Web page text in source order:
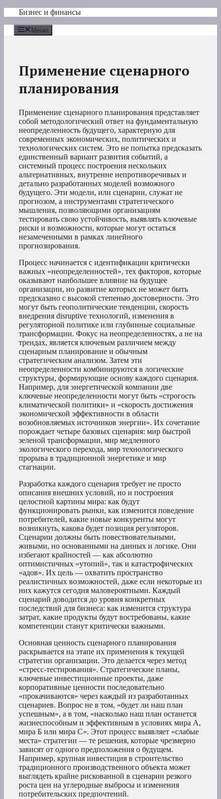
Перейти
содержимому
Бизнес и финансы
Меню
Применение сценарного
планирования
Применение сценарного планирования представляет
собой методологический ответ на фундаментальную
неопределенность будущего, характерную для
современных экономических, политических и
технологических систем. Это не попытка предсказать
единственный вариант развития событий, а
системный процесс построения нескольких
альтернативных, внутренне непротиворечивых и
детально разработанных моделей возможного
будущего. Эти модели, или сценарии, служат не
прогнозом, а инструментами стратегического
мышления, позволяющими организациям
тестировать свою устойчивость, выявлять ключевые
риски и возможности, которые могут остаться
незамеченными в рамках линейного
прогнозирования.
Процесс начинается с идентификации критически
важных «неопределенностей», тех факторов, которые
оказывают наибольшее влияние на будущее
организации, но развитие которых не может быть
предсказано с высокой степенью достоверности. Это
могут быть геополитические тенденции, скорость
внедрения disruptive технологий, изменения в
регуляторной политике или глубинные социальные
трансформации. Фокус на неопределенностях, а не на
трендах, является ключевым различием между
сценарным планирование и обычным
стратегическим анализом. Затем эти
неопределенности комбинируются в логические
структуры, формирующие основу каждого сценария.
Например, для энергетической компании две
ключевые неопределенности могут быть «строгость
климатической политики» и «скорость достижения
экономической эффективности в области
возобновляемых источников энергии». Их сочетание
порождает четыре базовых сценария: мир быстрой
зеленой трансформации, мир медленного
экологического перехода, мир технологического
прорыва в традиционной энергетике и мир
стагнации.
Разработка каждого сценария требует не просто
описания внешних условий, но и построения
целостной картины мира: как будут
функционировать рынки, как изменится поведение
потребителей, какие новые конкуренты могут
возникнуть, какова будет позиция регуляторов.
Сценарии должны быть повествовательными,
живыми, но основанными на данных и логике. Они
избегают крайностей — как абсолютно
оптимистичных «утопий», так и катастрофических
«адов». Их цель — охватить пространство
реалистичных возможностей, даже если некоторые из
них кажутся сегодня маловероятными. Каждый
сценарий доводится до уровня конкретных
последствий для бизнеса: как изменится структура
затрат, какие продукты будут востребованы, какие
компетенции станут критически важными.
Основная ценность сценарного планирования
раскрывается на этапе их применения к текущей
стратегии организации. Это делается через метод
«стресс-тестирования». Стратегические планы,
ключевые инвестиционные проекты, даже
корпоративные ценности последовательно
«прокачиваются» через каждый из разработанных
сценариев. Вопрос не в том, «будет ли наш план
успешным», а в том, «насколько наш план останется
жизнеспособным и эффективным в условиях мира А,
мира Б или мира С». Этот процесс выявляет «слабые
места» стратегии — те решения, которые чрезмерно
зависят от одного предположения о будущем.
Например, крупная инвестиция в строительство
традиционного производственного объекта может
выглядеть крайне рискованной в сценарии резкого
роста цен на углеродные выбросы и изменения
потребительских предпочтений.